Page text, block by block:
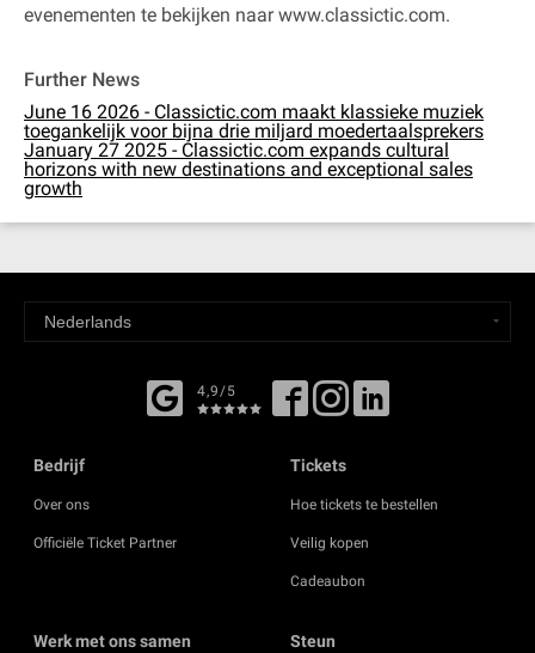
evenementen te bekijken naar www.classictic.com.
Further News
June 16 2026 - Classictic.com maakt klassieke muziek
toegankelijk voor bijna drie miljard moedertaalsprekers
January 27 2025 - Classictic.com expands cultural
horizons with new destinations and exceptional sales
growth
4,9/5
Bedrijf
Over ons
Officiële Ticket Partner
Tickets
Hoe tickets te bestellen
Veilig kopen
Cadeaubon
Werk met ons samen Steun